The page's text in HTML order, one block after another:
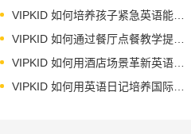
VIPKID 如何培养孩子紧急英语能力？
VIPKID 如何通过餐厅点餐教学提升少儿英语应用能力？
VIPKID 如何用酒店场景革新英语教学？
VIPKID 如何用英语日记培养国际化人才？